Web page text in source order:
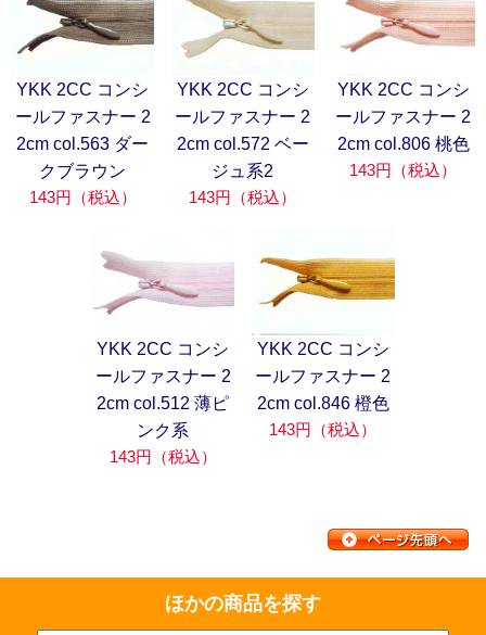
YKK 2CC コンシ
ールファスナー 2
2cm col.563 ダー
クブラウン
143円（税込）
YKK 2CC コンシ
ールファスナー 2
2cm col.572 ベー
ジュ系2
143円（税込）
YKK 2CC コンシ
ールファスナー 2
2cm col.806 桃色
143円（税込）
YKK 2CC コンシ
ールファスナー 2
2cm col.512 薄ピ
ンク系
143円（税込）
YKK 2CC コンシ
ールファスナー 2
2cm col.846 橙色
143円（税込）
ほかの商品を探す